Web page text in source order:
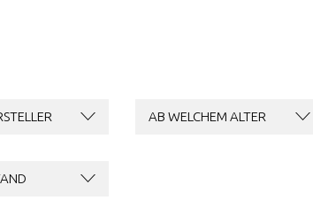
AB WELCHEM ALTER